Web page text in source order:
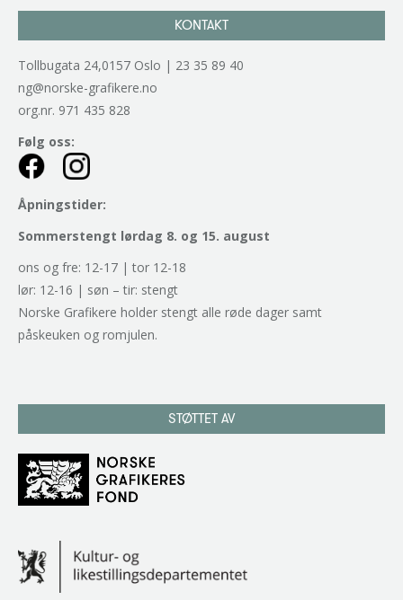
KONTAKT
Tollbugata 24,0157 Oslo | 23 35 89 40
ng@norske-grafikere.no
org.nr. 971 435 828
Følg oss:
Åpningstider:
Sommerstengt lørdag 8. og 15. august
ons og fre: 12-17 | tor 12-18
lør: 12-16 | søn – tir: stengt
Norske Grafikere holder stengt alle røde dager samt
påskeuken og romjulen.
STØTTET AV